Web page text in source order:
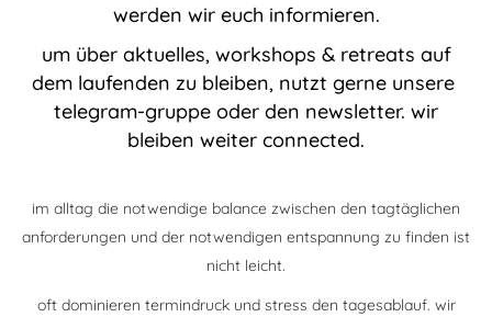
werden wir euch informieren.
um über aktuelles, workshops & retreats auf
dem laufenden zu bleiben, nutzt gerne unsere
telegram-gruppe oder den newsletter. wir
bleiben weiter connected.
im alltag die notwendige balance zwischen den tagtäglichen
anforderungen und der notwendigen entspannung zu finden ist
nicht leicht.
oft dominieren termindruck und stress den tagesablauf. wir